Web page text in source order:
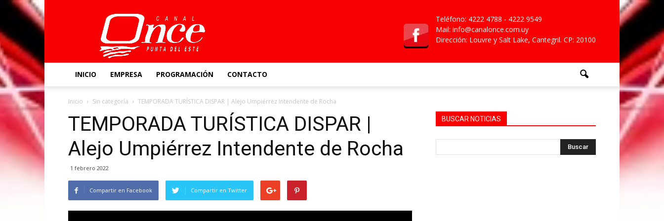
Canal
Once
Teléfono: 4222 4788 - 4222 9549
Mail: info@canalonce.com.uy
Dirección: Louvre y Salt Lake, Cantegril. CP: 20100
INICIO EMPRESA PROGRAMACIÓN CONTACTO
Inicio Sin categoría TEMPORADA TURÍSTICA DISPAR | Alejo Umpiérrez Intendente de Rocha
TEMPORADA TURÍSTICA DISPAR |
Alejo Umpiérrez Intendente de Rocha
1 febrero 2022
Compartir en Facebook Compartir en Twitter
BUSCAR NOTICIAS